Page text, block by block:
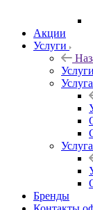
Акции
Услуги
Бренды